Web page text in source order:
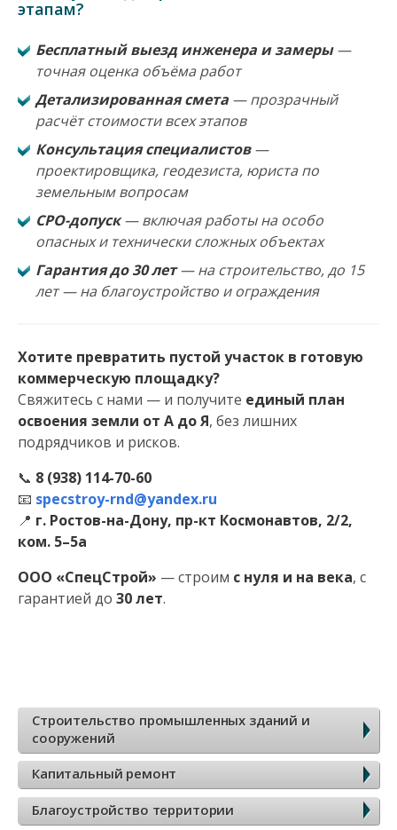
этапам?
Бесплатный выезд инженера и замеры—
точная оценка объёма работ
Детализированная смета — прозрачный
расчёт стоимости всех этапов
Консультация специалистов—
проектировщика, геодезиста, юриста по
земельным вопросам
СРО-допуск— включая работы на особо
опасных и технически сложных объектах
Гарантия до 30 лет— на строительство, до 15
лет — на благоустройство и ограждения
Хотите превратить пустой участок в готовую
коммерческую площадку?
Свяжитесь с нами — и получите единый план
освоения земли от А до Я, без лишних
подрядчиков и рисков.
📞 8 (938) 114-70-60
📧 specstroy-rnd@yandex.ru
📍 г. Ростов-на-Дону, пр-кт Космонавтов, 2/2,
ком. 5–5а
ООО «СпецСтрой» — строим с нуля и на века, с
гарантией до 30 лет.
Б
о
к
Строительство промышленных зданий и
сооружений
Капитальный ремонт
Благоустройство территории